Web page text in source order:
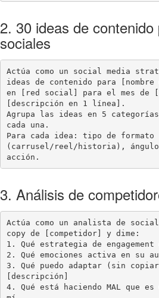
2. 30 ideas de contenido
sociales
Actúa como un social media
ideas de contenido para [nombre
en [red social] para el mes de
[descripción en 1 línea].
Agrupa las ideas en 5
cada una.
Para cada idea: tipo de formato
(carrusel/reel/historia),
acción.
3. Análisis de
Actúa como un analista de
copy de [competidor] y dime:
1. Qué estrategia de engagement
2. Qué emociones activa en su
3. Qué puedo adaptar (sin
[descripción]
4. Qué está haciendo MAL que